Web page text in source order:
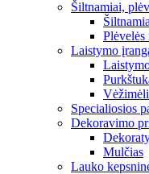
Šiltnamiai,
Laistymo
Specialiosios
Dekoravimo
Mulčias
Lauko